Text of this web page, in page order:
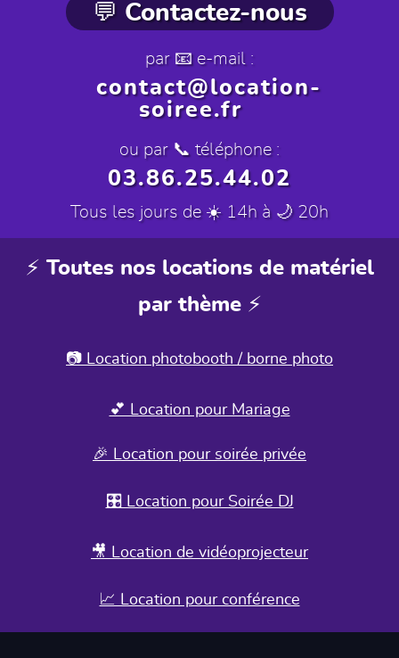
💬 Contactez-nous
par 📧 e-mail :
contact@location-
soiree.fr
ou par 📞 téléphone :
03.86.25.44.02
Tous les jours de ☀️ 14h à 🌙 20h
⚡ Toutes nos locations de matériel
par thème ⚡
📷 Location photobooth / borne photo
💕 Location pour Mariage
🎉 Location pour soirée privée
🎛️ Location pour Soirée DJ
🎥 Location de vidéoprojecteur
📈 Location pour conférence